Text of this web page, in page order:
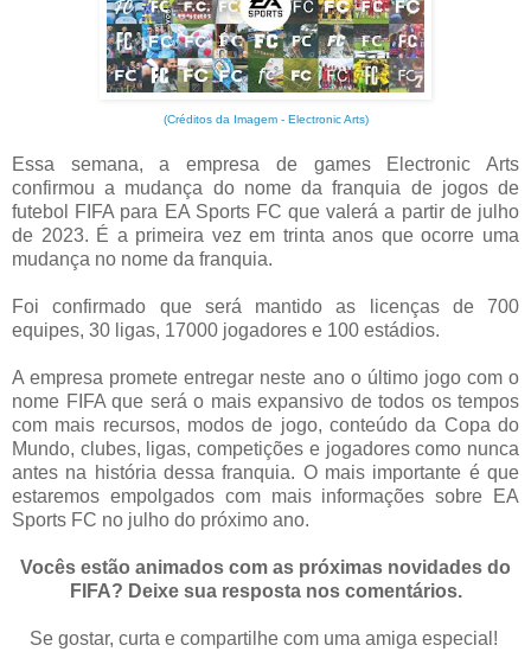
(Créditos da Imagem - Electronic Arts)
Essa semana, a empresa de games Electronic Arts
confirmou a mudança do nome da franquia de jogos de
futebol FIFA para EA Sports FC que valerá a partir de julho
de 2023. É a primeira vez em trinta anos que ocorre uma
mudança no nome da franquia.
Foi confirmado que será mantido as licenças de 700
equipes, 30 ligas, 17000 jogadores e 100 estádios.
A empresa promete entregar neste ano o último jogo com o
nome FIFA que será o mais expansivo de todos os tempos
com mais recursos, modos de jogo, conteúdo da Copa do
Mundo, clubes, ligas, competições e jogadores como nunca
antes na história dessa franquia. O mais importante é que
estaremos empolgados com mais informações sobre EA
Sports FC no julho do próximo ano.
Vocês estão animados com as próximas novidades do
FIFA? Deixe sua resposta nos comentários.
Se gostar, curta e compartilhe com uma amiga especial!